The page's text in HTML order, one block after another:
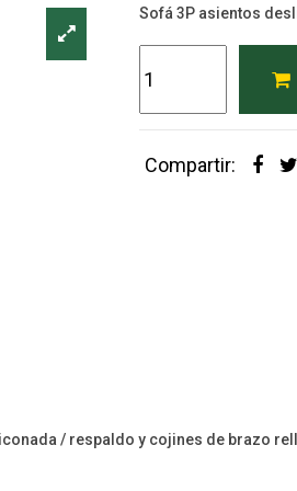
Sofá 3P asientos
Compartir:
/ respaldo y cojines de brazo